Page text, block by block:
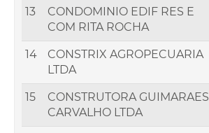
13
CONDOMINIO EDIF RES E
COM RITA ROCHA
14
CONSTRIX AGROPECUARIA
LTDA
15
CONSTRUTORA GUIMARAES
CARVALHO LTDA